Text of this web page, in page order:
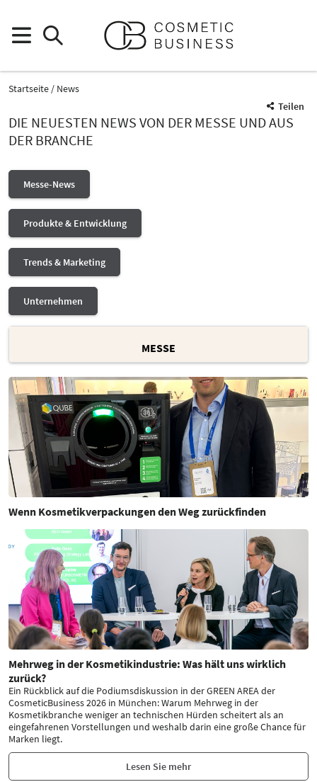
Startseite
News
Teilen
DIE NEUESTEN NEWS VON DER MESSE UND AUS
DER BRANCHE
Messe-News
Produkte & Entwicklung
Trends & Marketing
Unternehmen
MESSE
Wenn Kosmetikverpackungen den Weg zurückfinden
Mehrweg in der Kosmetikindustrie: Was hält uns wirklich
zurück?
Ein Rückblick auf die Podiumsdiskussion in der GREEN AREA der
CosmeticBusiness 2026 in München: Warum Mehrweg in der
Kosmetikbranche weniger an technischen Hürden scheitert als an
eingefahrenen Vorstellungen und weshalb darin eine große Chance für
Marken liegt.
Lesen Sie mehr